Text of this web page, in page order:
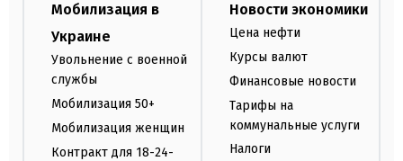
Мобилизация в
Украине
Увольнение с военной
службы
Мобилизация 50+
Мобилизация женщин
Контракт для 18-24-
Новости экономики
Цена нефти
Курсы валют
Финансовые новости
Тарифы на
коммунальные услуги
Налоги